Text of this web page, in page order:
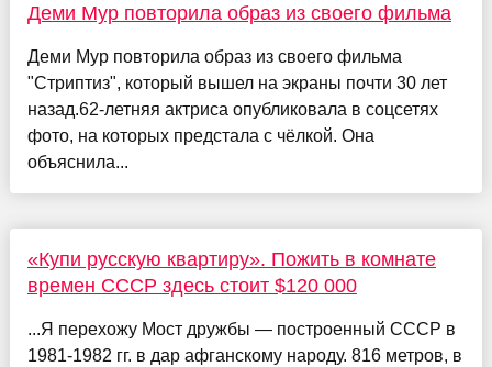
Деми Мур повторила образ из своего фильма
Деми Мур повторила образ из своего фильма
"Стриптиз", который вышел на экраны почти 30 лет
назад.62-летняя актриса опубликовала в соцсетях
фото, на которых предстала с чёлкой. Она
объяснила...
«Купи русскую квартиру». Пожить в комнате
времен СССР здесь стоит $120 000
...Я перехожу Мост дружбы — построенный СССР в
1981-1982 гг. в дар афганскому народу. 816 метров, в